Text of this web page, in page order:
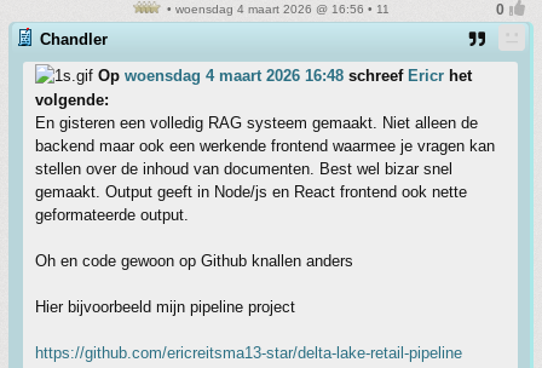
• woensdag 4 maart 2026 @ 16:56 • 11
Chandler
Op woensdag 4 maart 2026 16:48 schreef Ericr het
volgende:
En gisteren een volledig RAG systeem gemaakt. Niet alleen de
backend maar ook een werkende frontend waarmee je vragen kan
stellen over de inhoud van documenten. Best wel bizar snel
gemaakt. Output geeft in Node/js en React frontend ook nette
geformateerde output.
Oh en code gewoon op Github knallen anders
Hier bijvoorbeeld mijn pipeline project
https://github.com/ericreitsma13-star/delta-lake-retail-pipeline